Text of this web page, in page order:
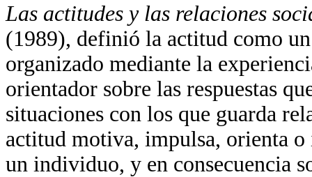
Las actitudes y las relaciones
(1989), definió la actitud como
organizado mediante la
orientador sobre las respuestas
situaciones con los que guarda
actitud motiva, impulsa, orienta
un individuo, y en consecuencia